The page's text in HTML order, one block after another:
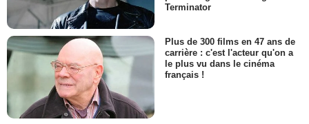
Terminator
Plus de 300 films en 47 ans de
carrière : c'est l'acteur qu'on a
le plus vu dans le cinéma
français !